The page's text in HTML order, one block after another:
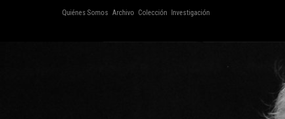
Quiénes Somos Archivo Colección Investigación